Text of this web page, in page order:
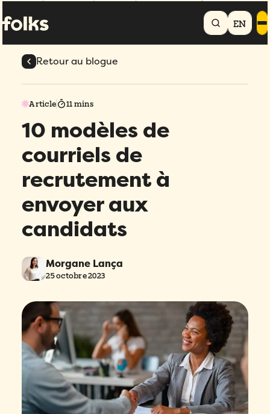
EN
AccueilBlogue10 modèles de courriels de recrutement à envoyer aux
Retour au blogue
Article 11 mins
10 modèles de
courriels de
recrutement à
envoyer aux
candidats
Morgane Lança
25 octobre 2023